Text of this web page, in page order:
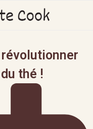
thé !